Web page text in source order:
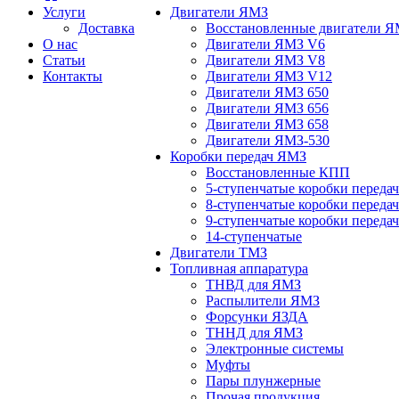
Услуги
Доставка
О нас
Статьи
Контакты
Двигатели ЯМЗ
Восстановленные двигатели
Двигатели ЯМЗ V6
Двигатели ЯМЗ V8
Двигатели ЯМЗ V12
Двигатели ЯМЗ 650
Двигатели ЯМЗ 656
Двигатели ЯМЗ 658
Двигатели ЯМЗ-530
Коробки передач ЯМЗ
Восстановленные КПП
5-ступенчатые коробки
8-ступенчатые коробки
9-ступенчатые коробки
14-ступенчатые
Двигатели ТМЗ
Топливная аппаратура
ТНВД для ЯМЗ
Распылители ЯМЗ
Форсунки ЯЗДА
ТННД для ЯМЗ
Электронные системы
Муфты
Пары плунжерные